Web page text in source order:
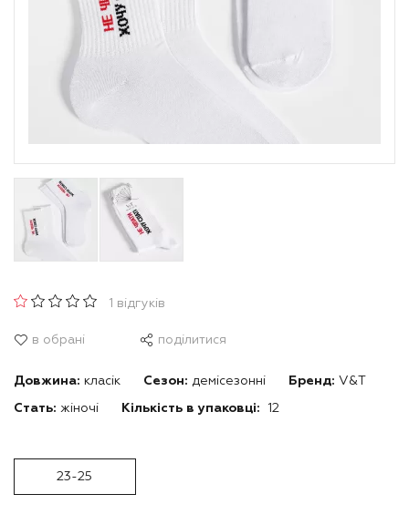
1 відгуків
в обрані поділитися
Довжина: класік Сезон: демісезонні Бренд: V&T
Стать: жіночі Кількість в упаковці: 12
23-25